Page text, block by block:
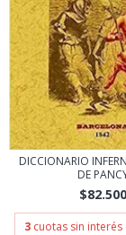
DICCIONARIO
DE
$82.500
3 cuotas sin interés